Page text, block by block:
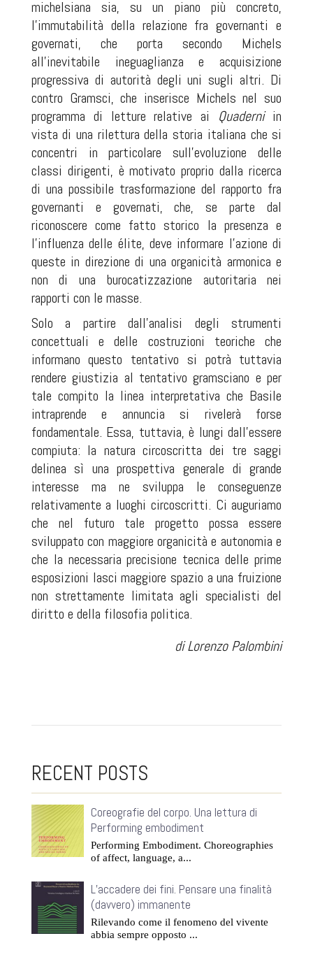
michelsiana sia, su un piano più concreto,
l’immutabilità della relazione fra governanti e
governati, che porta secondo Michels
all’inevitabile ineguaglianza e acquisizione
progressiva di autorità degli uni sugli altri. Di
contro Gramsci, che inserisce Michels nel suo
programma di letture relative ai Quaderniin
vista di una rilettura della storia italiana che si
concentri in particolare sull’evoluzione delle
classi dirigenti, è motivato proprio dalla ricerca
di una possibile trasformazione del rapporto fra
governanti e governati, che, se parte dal
riconoscere come fatto storico la presenza e
l’influenza delle élite, deve informare l’azione di
queste in direzione di una organicità armonica e
non di una burocatizzazione autoritaria nei
rapporti con le masse.
Solo a partire dall’analisi degli strumenti
concettuali e delle costruzioni teoriche che
informano questo tentativo si potrà tuttavia
rendere giustizia al tentativo gramsciano e per
tale compito la linea interpretativa che Basile
intraprende e annuncia si rivelerà forse
fondamentale. Essa, tuttavia, è lungi dall’essere
compiuta: la natura circoscritta dei tre saggi
delinea sì una prospettiva generale di grande
interesse ma ne sviluppa le conseguenze
relativamente a luoghi circoscritti. Ci auguriamo
che nel futuro tale progetto possa essere
sviluppato con maggiore organicità e autonomia e
che la necessaria precisione tecnica delle prime
esposizioni lasci maggiore spazio a una fruizione
non strettamente limitata agli specialisti del
diritto e della filosofia politica.
di Lorenzo Palombini
RECENT POSTS
Coreografie del corpo. Una lettura di
Performing embodiment
Performing Embodiment. Choreographies
of affect, language, a...
L’accadere dei fini. Pensare una finalità
(davvero) immanente
Rilevando come il fenomeno del vivente
abbia sempre opposto ...